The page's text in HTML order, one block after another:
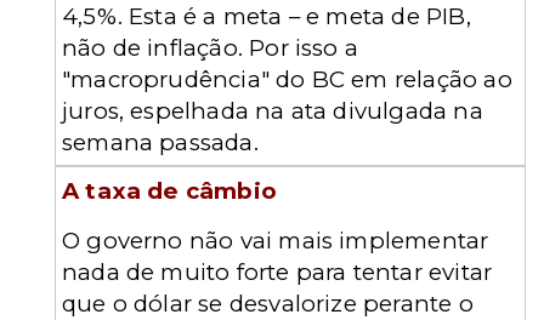
4,5%. Esta é a meta – e meta de PIB,
não de inflação. Por isso a
"macroprudência" do BC em relação ao
juros, espelhada na ata divulgada na
semana passada.
A taxa de câmbio
O governo não vai mais implementar
nada de muito forte para tentar evitar
que o dólar se desvalorize perante o